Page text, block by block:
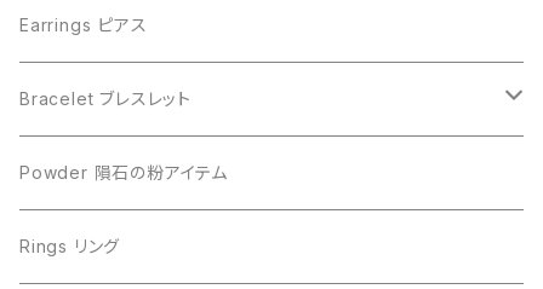
Campo del Cielo カンポデルシエロ
Muonionalusta ムオニオナルスタ
Sericho セリコ
Libyan desert glass リビアングラス
Campo del Cielo カンポデルシエロ
Aletai アルタイ
Muonionalusta ムオニオナルスタ
Henbury ヘンブリー
Earrings ピアス
Bracelet ブレスレット
ビーズ単品
Powder 隕石の粉アイテム
Rings リング